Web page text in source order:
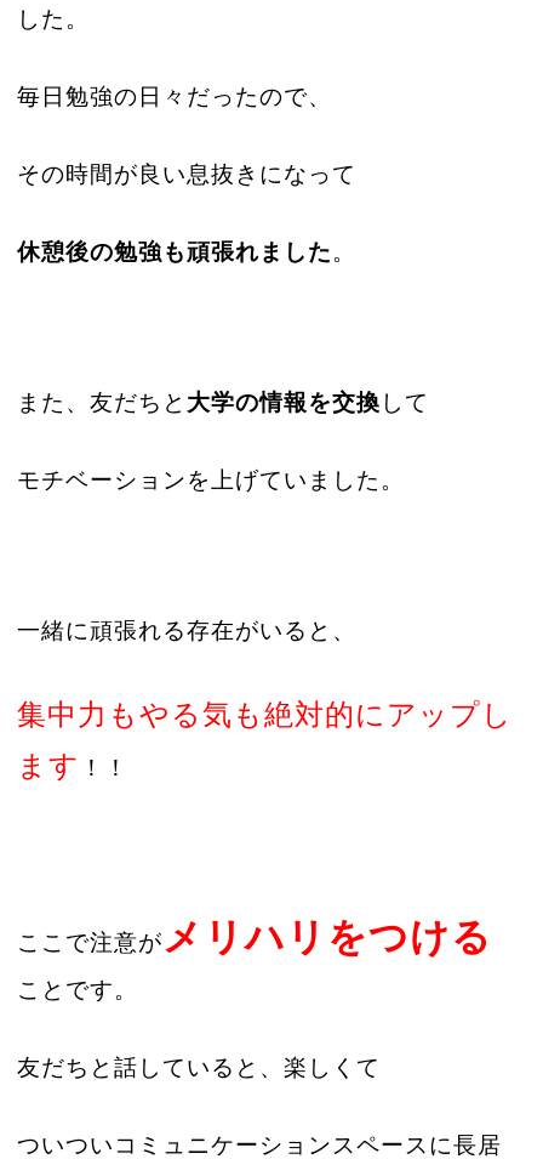
した。
毎日勉強の日々だったので、
その時間が良い息抜きになって
休憩後の勉強も頑張れました。
また、友だちと 大学の情報を交換 して
モチベーションを上げていました。
一緒に頑張れる存在がいると、
集中力もやる気も絶対的にアップし
ます ！！
ここで注意が メリハリをつける
ことです。
友だちと話していると、楽しくて
ついついコミュニケーションスペースに長居